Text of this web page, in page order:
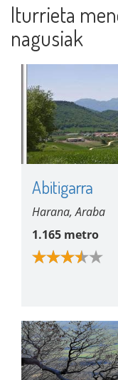
Iturrieta
nagusiak
Abitigarra
Harana, Araba
1.165 metro